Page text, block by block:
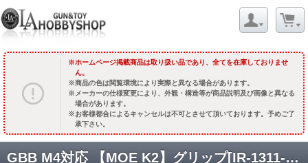
ホームページ掲載商品は取り扱い品であり、全てを在庫しておりませ
ん。
商品の色は閲覧環境により実際と異なる場合があります。
メーカーの仕様変更により、外観・構造等が商品説明及び画像と異なる
場合があります。
お客様都合によるキャンセルは不可とさせて頂いております。予めご了
承下さい。
GBB M4対応 【MOE K2】グリップ[IR-1311-E] ブラック [取寄]